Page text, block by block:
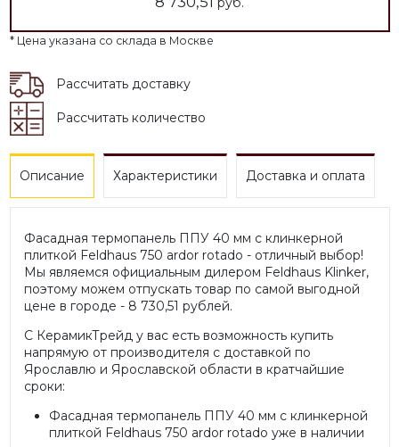
* Цена указана со склада в Москве
Рассчитать доставку
Рассчитать количество
Описание Характеристики Доставка и оплата
Фасадная термопанель ППУ 40 мм с клинкерной
плиткой Feldhaus 750 ardor rotado - отличный выбор!
Мы являемся официальным дилером Feldhaus Klinker,
поэтому можем отпускать товар по самой выгодной
цене в городе - 8 730,51 рублей.
С КерамикТрейд у вас есть возможность купить
напрямую от производителя с доставкой по
Ярославлю и Ярославской области в кратчайшие
сроки:
Фасадная термопанель ППУ 40 мм с клинкерной
плиткой Feldhaus 750 ardor rotado уже в наличии